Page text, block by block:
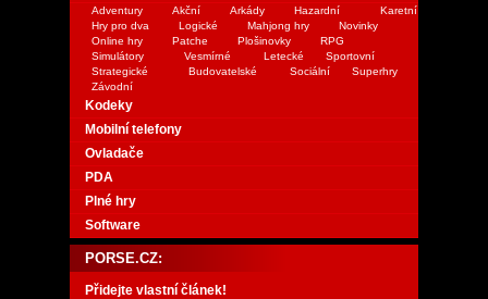
Adventury Akční Arkády Hazardní
Karetní
Hry pro dva
Logické Mahjong hry
Novinky
Online hry
Patche Plošinovky
RPG
Simulátory
Vesmírné Letecké
Sportovní
Strategické
Budovatelské Sociální
Superhry
Závodní
Kodeky
Mobilní telefony
Ovladače
PDA
Plné hry
Software
PORSE.CZ:
Přidejte vlastní článek!